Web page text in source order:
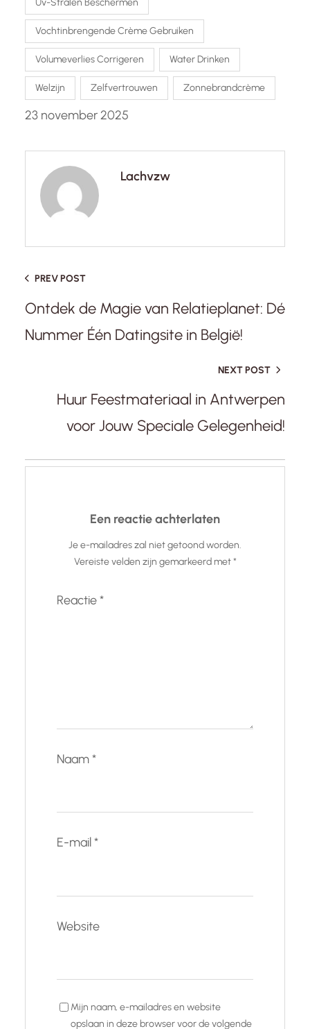
Uv-Stralen Beschermen
Vochtinbrengende Crème Gebruiken
Volumeverlies Corrigeren Water Drinken
Welzijn Zelfvertrouwen Zonnebrandcrème
23 november 2025
Lachvzw
PREV POST
Ontdek de Magie van Relatieplanet: Dé
Nummer Één Datingsite in België!
NEXT POST
Huur Feestmateriaal in Antwerpen
voor Jouw Speciale Gelegenheid!
Een reactie achterlaten
Je e-mailadres zal niet getoond worden.
Vereiste velden zijn gemarkeerd met*
Reactie*
Naam*
E-mail*
Website
Mijn naam, e-mailadres en website
opslaan in deze browser voor de volgende